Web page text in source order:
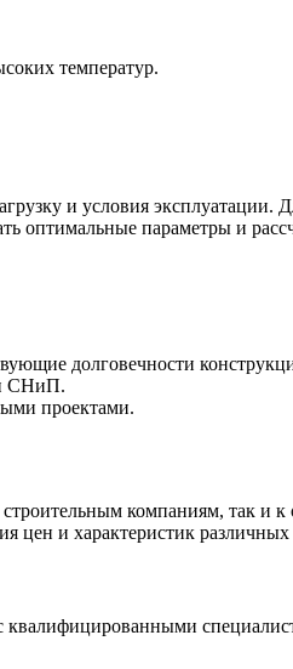
температур.
и условия
оптимальные параметры и
долговечности
СНиП.
проектами.
компаниям, так и
цен и характеристик
квалифицированными